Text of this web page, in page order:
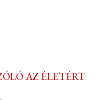
AZ ÉLETÉRT